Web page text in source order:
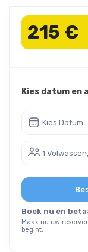
215 €
Kies datum en
Kies Datum
1
Boek nu en
Maak nu uw
begint.